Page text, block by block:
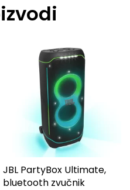
JBL PartyBox Ultimate,
bluetooth zvučnik